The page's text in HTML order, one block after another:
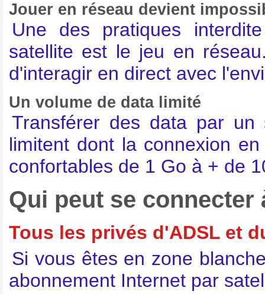
Jouer en réseau devient
Une des pratiques
satellite est le jeu en
d'interagir en direct avec
Un volume de data limité
Transférer des data par un
limitent dont la connexion
confortables de 1 Go à + de
Qui peut se
Tous les privés d'ADSL et
Si vous êtes en zone
abonnement Internet par